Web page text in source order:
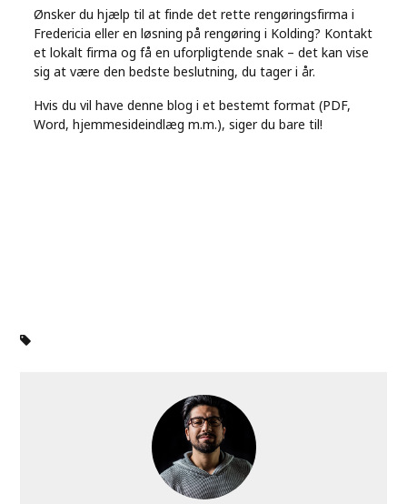
Ønsker du hjælp til at finde det rette rengøringsfirma i
Fredericia eller en løsning på rengøring i Kolding? Kontakt
et lokalt firma og få en uforpligtende snak – det kan vise
sig at være den bedste beslutning, du tager i år.
Hvis du vil have denne blog i et bestemt format (PDF,
Word, hjemmesideindlæg m.m.), siger du bare til!